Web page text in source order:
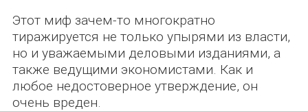
Этот миф зачем-то многократно
тиражируется не только упырями из власти,
но и уважаемыми деловыми изданиями, а
также ведущими экономистами. Как и
любое недостоверное утверждение, он
очень вреден.